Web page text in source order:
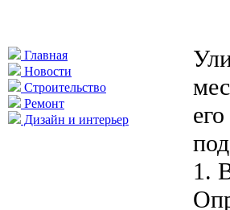
Главная
Новости
Строительство
Ремонт
Дизайн и интерьер
1.